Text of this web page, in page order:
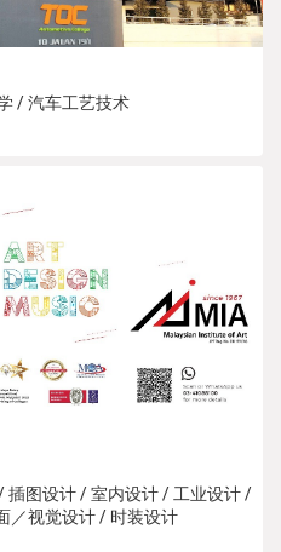
/ 汽车工艺技术
插图设计 / 室内设计 / 工业设计 /
／视觉设计 / 时装设计